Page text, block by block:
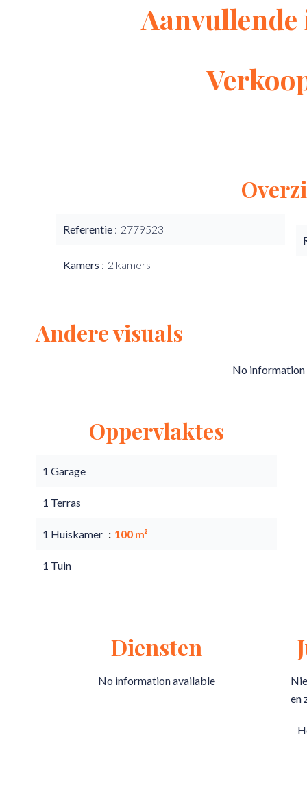
Referentie 2779523
Kamers 2 kamers
Andere visuals
No information
Oppervlaktes
1 Garage
1 Terras
1 Huiskamer 100 m²
1 Tuin
Diensten
No information available
en